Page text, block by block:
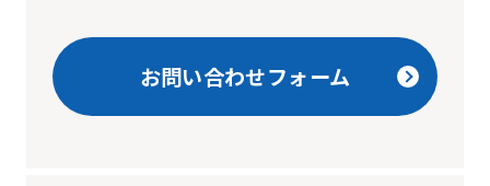
お問い合わせフォーム
service,
the